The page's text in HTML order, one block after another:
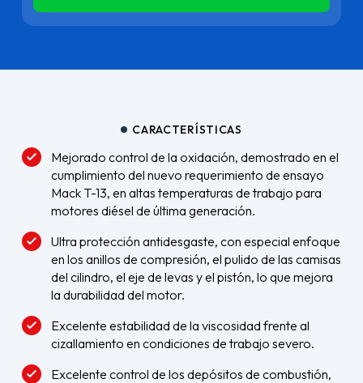
CARACTERÍSTICAS
Mejorado control de la oxidación, demostrado en el
cumplimiento del nuevo requerimiento de ensayo
Mack T-13, en altas temperaturas de trabajo para
motores diésel de última generación.
Ultra protección antidesgaste, con especial enfoque
en los anillos de compresión, el pulido de las camisas
del cilindro, el eje de levas y el pistón, lo que mejora
la durabilidad del motor.
Excelente estabilidad de la viscosidad frente al
cizallamiento en condiciones de trabajo severo.
Excelente control de los depósitos de combustión,